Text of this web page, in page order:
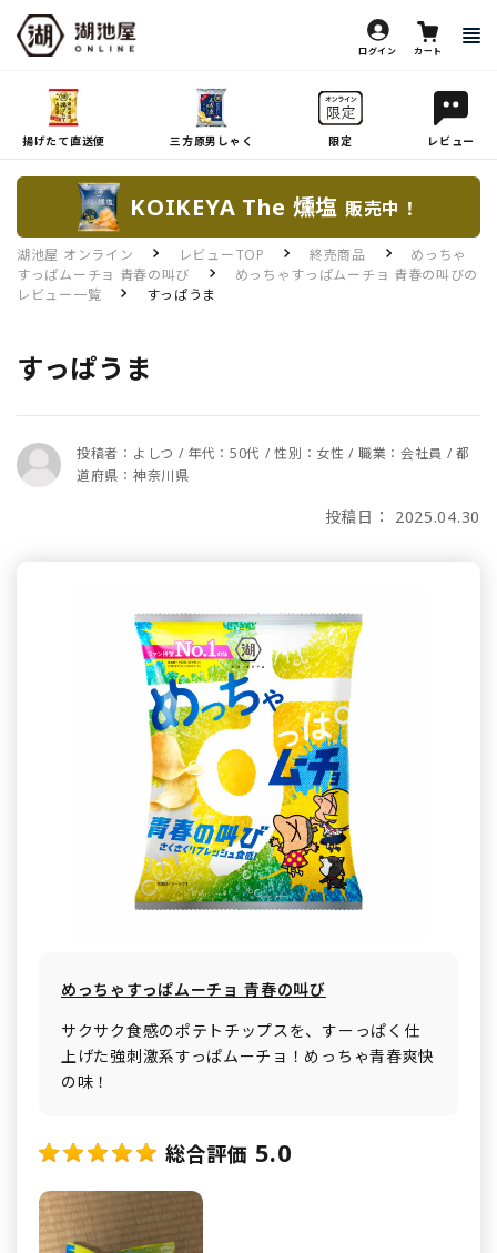
ログイン カート
揚げたて直送便 三方原男しゃく 限定 レビュー
KOIKEYA The 燻塩 販売中！
湖池屋 オンライン レビューTOP 終売商品
めっちゃ
すっぱムーチョ 青春の叫び
めっちゃすっぱムーチョ 青春の叫びの
レビュー一覧
すっぱうま
すっぱうま
投稿者：よしつ / 年代：50代 / 性別：女性 / 職業：会社員 / 都
道府県：神奈川県
投稿日： 2025.04.30
めっちゃすっぱムーチョ 青春の叫び
サクサク食感のポテトチップスを、すーっぱく仕
上げた強刺激系すっぱムーチョ！めっちゃ青春爽快
の味！
総合評価 5.0